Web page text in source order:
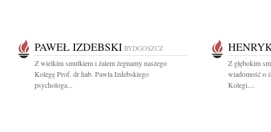
PAWEŁ IZDEBSKI BYDGOSZCZ
Z wielkim smutkiem i żalem żegnamy naszego
Kolegę Prof. dr hab. Pawła Izdebskiego
psychologa...
Z głębokim
wiadomość o
Kolegi....